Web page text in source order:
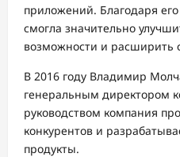
приложений. Благодаря
смогла значительно
возможности и расширить
В 2016 году Владимир
генеральным директором
руководством компания
конкурентов и
продукты.